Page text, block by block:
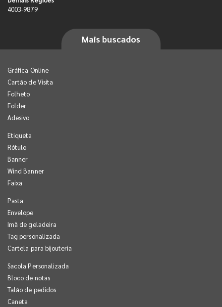
4003-9879
Mais buscados
Gráfica Online
Cartão de Visita
Folheto
Folder
Adesivo
Etiqueta
Rótulo
Banner
Wind Banner
Faixa
Pasta
Envelope
Imã de geladeira
Tag personalizada
Cartela para bijouteria
Sacola Personalizada
Bloco de notas
Talão de pedidos
Caneta